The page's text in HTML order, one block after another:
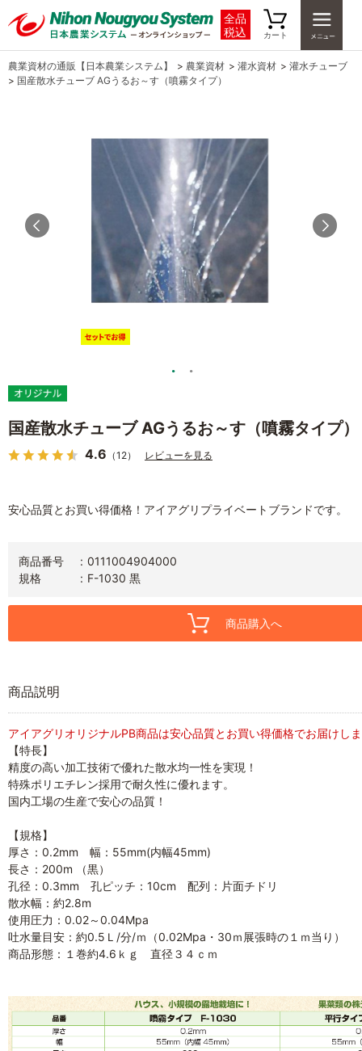
全品
税込
カート
農業資材の通販【日本農業システム】 > 農業資材 > 灌水資材 > 灌水チューブ
> 国産散水チューブ AGうるお～す（噴霧タイプ）
国産散水チューブ AGうるお～す（噴霧タイプ）
4.6 （12） レビューを見る
安心品質とお買い得価格！アイアグリプライベートブランドです。
商品番号
0111004904000
規格
F-1030 黒
商品購入へ
商品説明
アイアグリオリジナルPB商品は安心品質とお買い得価格でお届けし
【特長】
精度の高い加工技術で優れた散水均一性を実現！
特殊ポリエチレン採用で耐久性に優れます。
国内工場の生産で安心の品質！
【規格】
厚さ：0.2mm 幅：55mm(内幅45mm)
長さ：200m （黒）
孔径：0.3mm 孔ピッチ：10cm 配列：片面チドリ
散水幅：約2.8m
使用圧力：0.02～0.04Mpa
吐水量目安：約0.5Ｌ/分/ｍ（0.02Mpa・30ｍ展張時の１ｍ当り）
商品形態：１巻約4.6ｋｇ 直径３４ｃｍ